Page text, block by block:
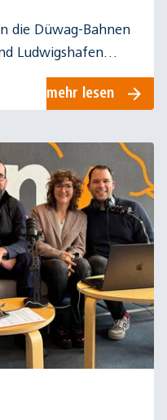
die Düwag-Bahnen
Ludwigshafen
der OEG, dann der
außer Dienst.
mehr lesen